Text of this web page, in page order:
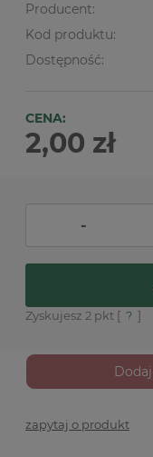
Producent:
Kod produktu:
Dostępność:
CENA:
2,00 zł
-
Zyskujesz 2 pkt [ ? ]
zapytaj o produkt